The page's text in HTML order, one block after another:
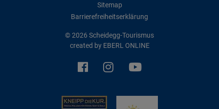
Sitemap
Barrierefreiheitserklärung
© 2026 Scheidegg-Tourismus
created by EBERL ONLINE